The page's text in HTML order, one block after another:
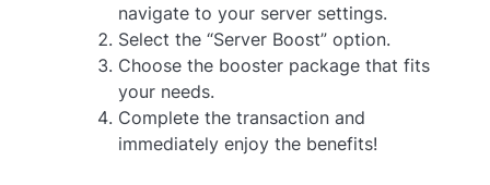
navigate to your server settings.
Select the “Server Boost” option.
Choose the booster package that fits
your needs.
Complete the transaction and
immediately enjoy the benefits!